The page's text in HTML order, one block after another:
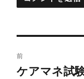
稿
前
過
ケアマネ試